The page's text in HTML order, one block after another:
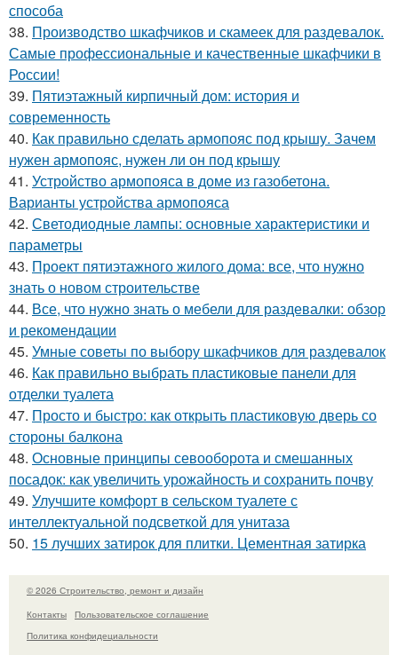
способа
38. Производство шкафчиков и скамеек для раздевалок.
Самые профессиональные и качественные шкафчики в
России!
39. Пятиэтажный кирпичный дом: история и
современность
40. Как правильно сделать армопояс под крышу. Зачем
нужен армопояс, нужен ли он под крышу
41. Устройство армопояса в доме из газобетона.
Варианты устройства армопояса
42. Светодиодные лампы: основные характеристики и
параметры
43. Проект пятиэтажного жилого дома: все, что нужно
знать о новом строительстве
44. Все, что нужно знать о мебели для раздевалки: обзор
и рекомендации
45. Умные советы по выбору шкафчиков для раздевалок
46. Как правильно выбрать пластиковые панели для
отделки туалета
47. Просто и быстро: как открыть пластиковую дверь со
стороны балкона
48. Основные принципы севооборота и смешанных
посадок: как увеличить урожайность и сохранить почву
49. Улучшите комфорт в сельском туалете с
интеллектуальной подсветкой для унитаза
50. 15 лучших затирок для плитки. Цементная затирка
© 2026 Строительство, ремонт и дизайн
Контакты
Пользовательское соглашение
Политика конфидециальности